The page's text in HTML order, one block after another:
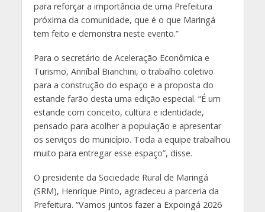
para reforçar a importância de uma Prefeitura
próxima da comunidade, que é o que Maringá
tem feito e demonstra neste evento.”
Para o secretário de Aceleração Econômica e
Turismo, Anníbal Bianchini, o trabalho coletivo
para a construção do espaço e a proposta do
estande farão desta uma edição especial. “É um
estande com conceito, cultura e identidade,
pensado para acolher a população e apresentar
os serviços do município. Toda a equipe trabalhou
muito para entregar esse espaço”, disse.
O presidente da Sociedade Rural de Maringá
(SRM), Henrique Pinto, agradeceu a parceria da
Prefeitura. “Vamos juntos fazer a Expoingá 2026